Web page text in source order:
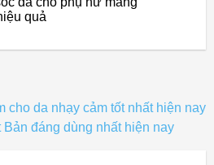
quả
cho da nhạy cảm tốt nhất hiện nay
Bản đáng dùng nhất hiện nay